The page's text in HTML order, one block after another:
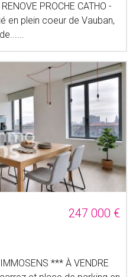
PROCHE CATHO -
en plein coeur de Vauban,
247 000 €
*** À VENDRE